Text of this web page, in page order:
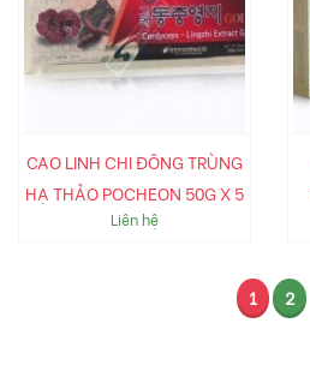
CAO LINH CHI ĐÔNG TRÙNG
HẠ THẢO POCHEON 50G X 5
Liên hệ
1 2